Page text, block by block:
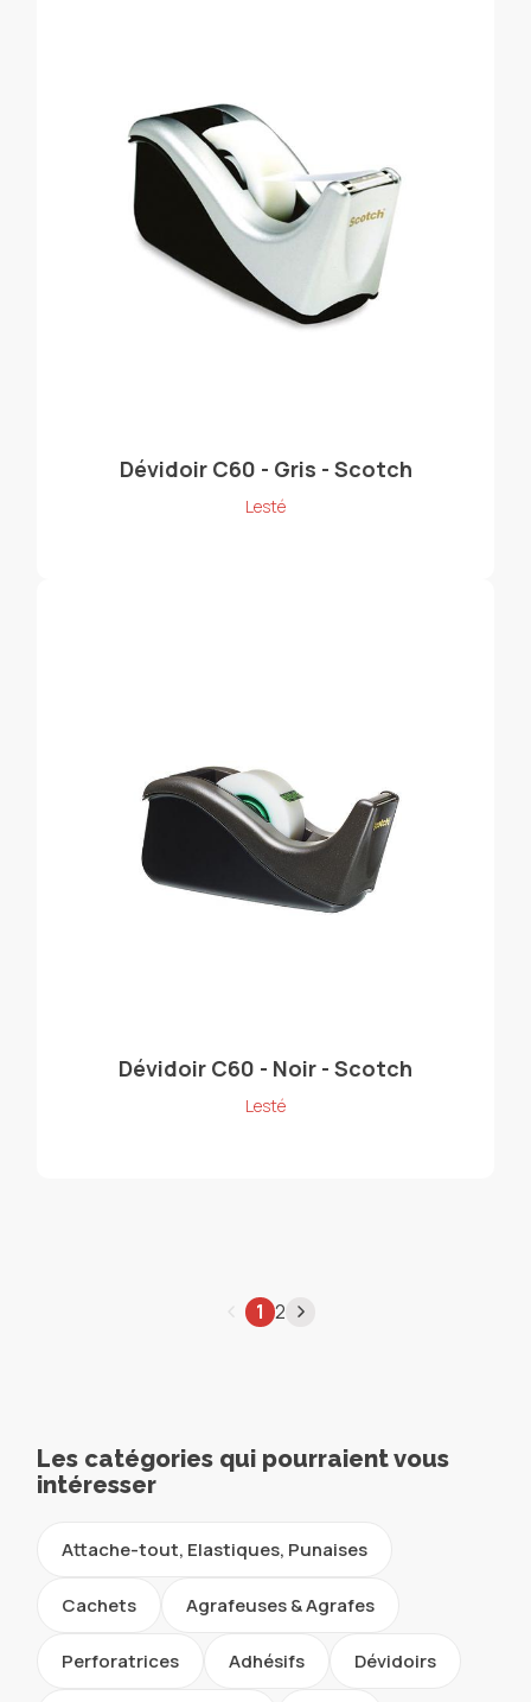
Dévidoir C60 - Gris - Scotch
Lesté
Dévidoir C60 - Noir - Scotch
Lesté
1 2
Les catégories qui pourraient vous
intéresser
Attache-tout, Elastiques, Punaises
Cachets Agrafeuses & Agrafes
Perforatrices Adhésifs Dévidoirs